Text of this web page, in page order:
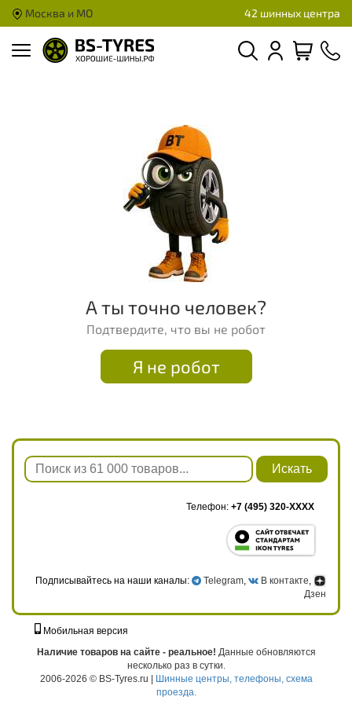
Москва и МО 42 шинных центра
А ты точно человек?
Подтвердите, что вы не робот
Я не робот
Искать
Телефон: +7 (495) 320-XXXX
Подписывайтесь на наши каналы: Telegram , В контакте
Дзен
Мобильная версия
Наличие товаров на сайте - реальное! Данные обновляются
несколько раз в сутки.
2006-2026 © BS-Tyres.ru | Шинные центры, телефоны, схема
проезда.